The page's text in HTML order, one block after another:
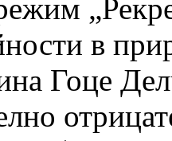
в
Гоце